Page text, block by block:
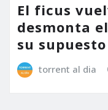
El ficus
desmonta
su
torrent al dia